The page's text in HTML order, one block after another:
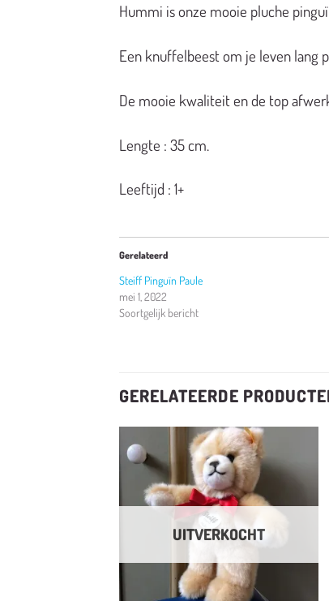
Hummi is onze mooie pluche
Een knuffelbeest om je leven lang
De mooie kwaliteit en de top
Lengte : 35 cm.
Leeftijd : 1+
Gerelateerd
Steiff Pinguïn Paule
mei 1, 2022
Soortgelijk bericht
GERELATEERDE
Toevoegen
verlanglijst
UITVERKOCHT